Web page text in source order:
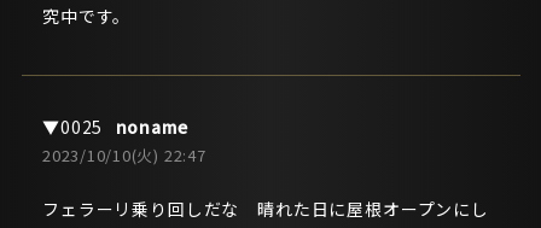
究中です。
noname
2023/10/10(火) 22:47
フェラーリ乗り回しだな 晴れた日に屋根オープンにし